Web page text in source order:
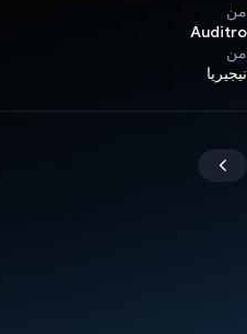
من
Auditro
من
نيجيريا